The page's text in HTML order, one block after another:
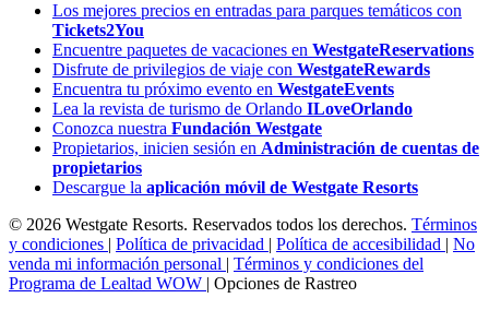
Los mejores precios en entradas para parques temáticos con
Tickets2You
Encuentre paquetes de vacaciones en WestgateReservations
Disfrute de privilegios de viaje con WestgateRewards
Encuentra tu próximo evento en WestgateEvents
Lea la revista de turismo de Orlando ILoveOrlando
Conozca nuestra Fundación Westgate
Propietarios, inicien sesión en Administración de cuentas de
propietarios
Descargue la aplicación móvil de Westgate Resorts
© 2026 Westgate Resorts. Reservados todos los derechos. Términos
y condiciones | Política de privacidad | Política de accesibilidad | No
venda mi información personal | Términos y condiciones del
Programa de Lealtad WOW | Opciones de Rastreo